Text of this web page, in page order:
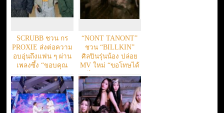
SCRUBB ชวน กร
PROXIE ส่งต่อความ
อบอุ่นถึงแฟน ๆ ผ่าน
เพลงซึ้ง “ขอบคุณ
(Analog)”
“NONT TANONT”
ชวน “BILLKIN”
ศิลปินรุ่นน้อง ปล่อย
MV ใหม่ “ขอโทษได้
ไหม (If Only)”